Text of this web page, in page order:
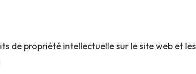
de propriété intellectuelle sur le site web et les